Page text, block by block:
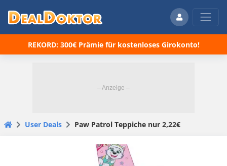
REKORD: 300€ Prämie für kostenloses Girokonto!
User Deals Paw Patrol Teppiche nur 2,22€